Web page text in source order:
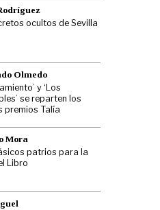
ocultos de Sevilla
Olmedo
y ‘Los
se reparten los
premios Talía
Mora
patrios para la
Libro